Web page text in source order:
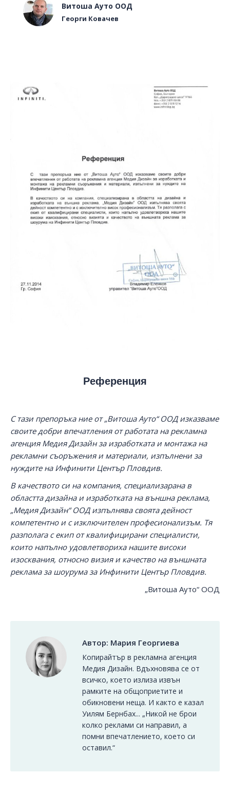
Витоша Ауто ООД
Георги Ковачев
Референция
С тази препоръка ние от „Витоша Ауто“ ООД изказваме
своите добри впечатления от работата на рекламна
агенция Медия Дизайн за изработката и монтажа на
рекламни съоръжения и материали, изпълнени за
нуждите на Инфинити Център Пловдив.
В качеството си на компания, специализарана в
областта дизайна и изработката на външна реклама,
„Медия Дизайн“ ООД изпълнява своята дейност
компетентно и с изключителен професионализъм. Тя
разполага с екип от квалифицирани специалисти,
които напълно удовлетвориха нашите високи
изосквания, относно визия и качество на външната
реклама за шоурума за Инфинити Център Пловдив.
„Витоша Ауто“ ООД
Автор: Мария Георгиева
Копирайтър в рекламна агенция
Медия Дизайн. Вдъхновява се от
всичко, което излиза извън
рамките на общоприетите и
обикновени неща. И както е казал
Уилям Бернбах... „Никой не брои
колко реклами си направил, а
помни впечатлението, което си
оставил.“